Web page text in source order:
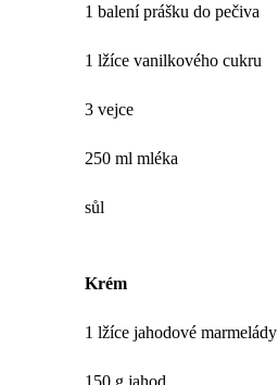
1 balení prášku do pečiva
1 lžíce vanilkového cukru
3 vejce
250 ml mléka
sůl
Krém
1 lžíce jahodové marmelády
150 g jahod